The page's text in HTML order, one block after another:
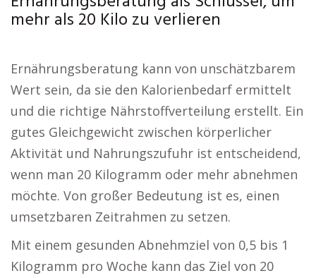
mehr als 20 Kilo zu verlieren
Ernährungsberatung kann von unschätzbarem
Wert sein, da sie den Kalorienbedarf ermittelt
und die richtige Nährstoffverteilung erstellt. Ein
gutes Gleichgewicht zwischen körperlicher
Aktivität und Nahrungszufuhr ist entscheidend,
wenn man 20 Kilogramm oder mehr abnehmen
möchte. Von großer Bedeutung ist es, einen
umsetzbaren Zeitrahmen zu setzen.
Mit einem gesunden Abnehmziel von 0,5 bis 1
Kilogramm pro Woche kann das Ziel von 20